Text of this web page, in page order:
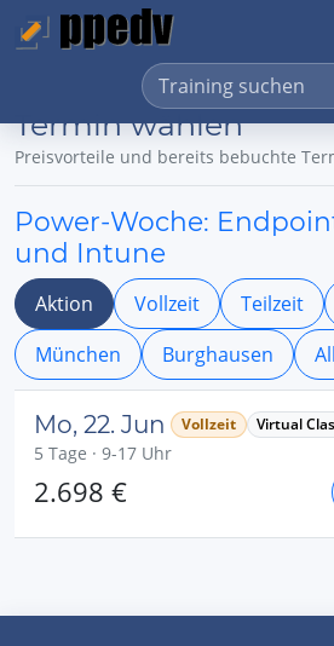
Termin wählen
Preisvorteile und bereits bebuchte
Power-Woche:
und Intune
Aktion Vollzeit Teilzeit
München
Burghausen
Mo, 22. Jun Vollzeit Virtual
5 Tage · 9-17 Uhr
2.698 €